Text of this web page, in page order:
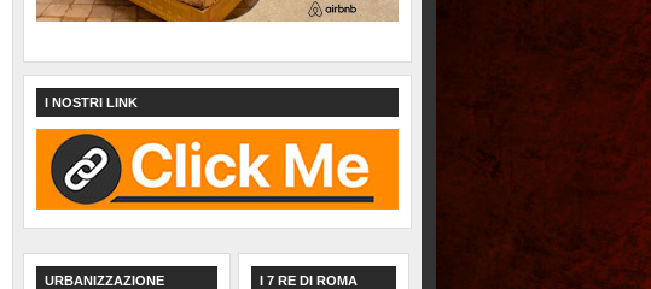
I NOSTRI LINK
URBANIZZAZIONE I 7 RE DI ROMA